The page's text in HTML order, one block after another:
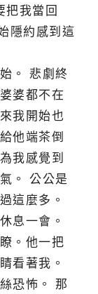
把我當回
隱約感到這
。 悲劇終
婆都不在
我開始也
他端茶倒
我感覺到
。 公公是
這麼多。
息一會。
。他一把
看著我。
恐怖。 那